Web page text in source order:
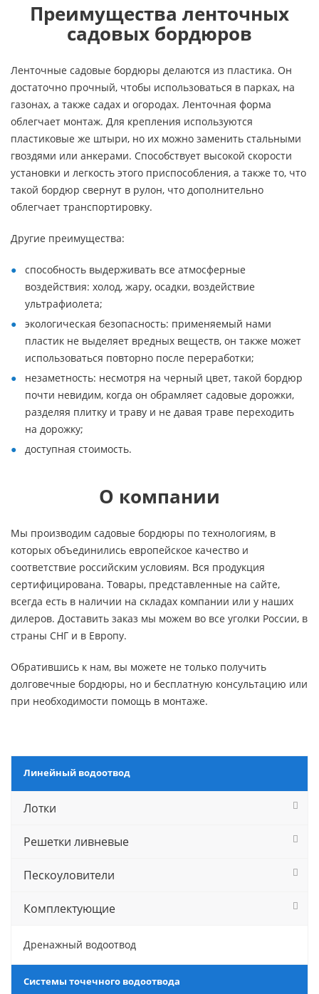
Преимущества ленточных
садовых бордюров
Ленточные садовые бордюры делаются из пластика. Он
достаточно прочный, чтобы использоваться в парках, на
газонах, а также садах и огородах. Ленточная форма
облегчает монтаж. Для крепления используются
пластиковые же штыри, но их можно заменить стальными
гвоздями или анкерами. Способствует высокой скорости
установки и легкость этого приспособления, а также то, что
такой бордюр свернут в рулон, что дополнительно
облегчает транспортировку.
Другие преимущества:
способность выдерживать все атмосферные
воздействия: холод, жару, осадки, воздействие
ультрафиолета;
экологическая безопасность: применяемый нами
пластик не выделяет вредных веществ, он также может
использоваться повторно после переработки;
незаметность: несмотря на черный цвет, такой бордюр
почти невидим, когда он обрамляет садовые дорожки,
разделяя плитку и траву и не давая траве переходить
на дорожку;
доступная стоимость.
О компании
Мы производим садовые бордюры по технологиям, в
которых объединились европейское качество и
соответствие российским условиям. Вся продукция
сертифицирована. Товары, представленные на сайте,
всегда есть в наличии на складах компании или у наших
дилеров. Доставить заказ мы можем во все уголки России, в
страны СНГ и в Европу.
Обратившись к нам, вы можете не только получить
долговечные бордюры, но и бесплатную консультацию или
при необходимости помощь в монтаже.
Линейный водоотвод
Лотки
Решетки ливневые
Пескоуловители
Комплектующие
Дренажный водоотвод
Системы точечного водоотвода